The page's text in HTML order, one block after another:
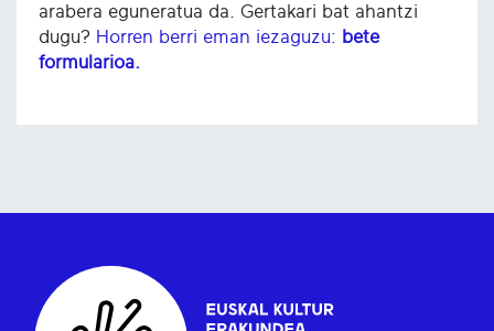
arabera eguneratua da. Gertakari bat ahantzi
dugu? Horren berri eman iezaguzu: bete
formularioa.